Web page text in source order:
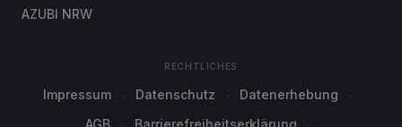
AZUBI NRW
RECHTLICHES
Impressum Datenschutz
Datenerhebung
AGB
Barrierefreiheitserklärung